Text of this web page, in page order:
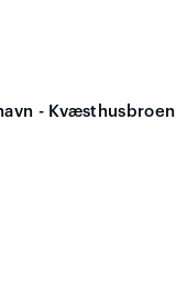
- Kvæsthusbroen